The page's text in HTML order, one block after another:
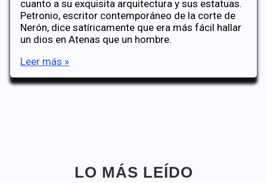
cuanto a su exquisita arquitectura y sus estatuas.
Petronio, escritor contemporáneo de la corte de
Nerón, dice satíricamente que era más fácil hallar
un dios en Atenas que un hombre.
El
en
Leer más »
LO MÁS LEÍDO